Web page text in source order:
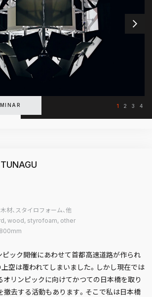
1 2 3 4
材、スタイロフォーム、他
wood, styrofoam, other
ック開催にあわせて首都高速道路が作られ
上空は覆われてしまいました。しかし現在では
リンピックに向けてかつての日本橋を取り
撤去する活動もあります。そこで私は日本橋